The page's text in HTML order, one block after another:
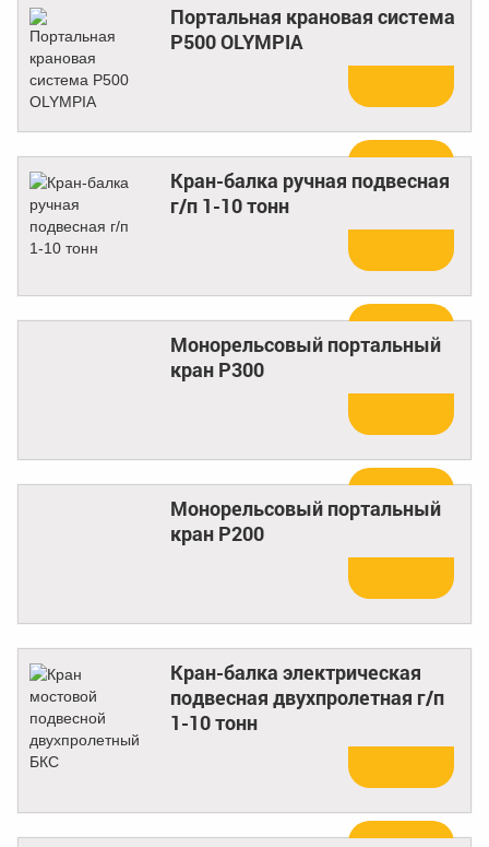
Портальная крановая система
P500 OLYMPIA
Кран-балка ручная подвесная
г/п 1-10 тонн
Монорельсовый портальный
кран Р300
Монорельсовый портальный
кран Р200
Кран-балка электрическая
подвесная двухпролетная г/п
1-10 тонн